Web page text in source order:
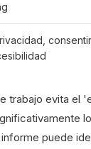
trabajo evita el
puede